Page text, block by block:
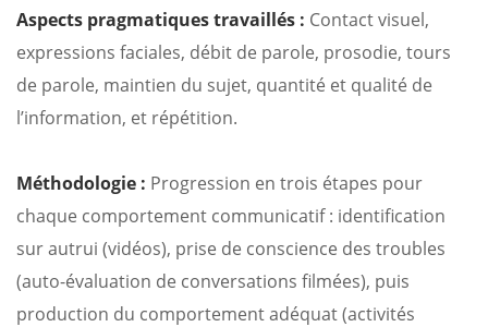
Aspects pragmatiques travaillés : Contact visuel,
expressions faciales, débit de parole, prosodie, tours
de parole, maintien du sujet, quantité et qualité de
l’information, et répétition.
Méthodologie : Progression en trois étapes pour
chaque comportement communicatif : identification
sur autrui (vidéos), prise de conscience des troubles
(auto-évaluation de conversations filmées), puis
production du comportement adéquat (activités